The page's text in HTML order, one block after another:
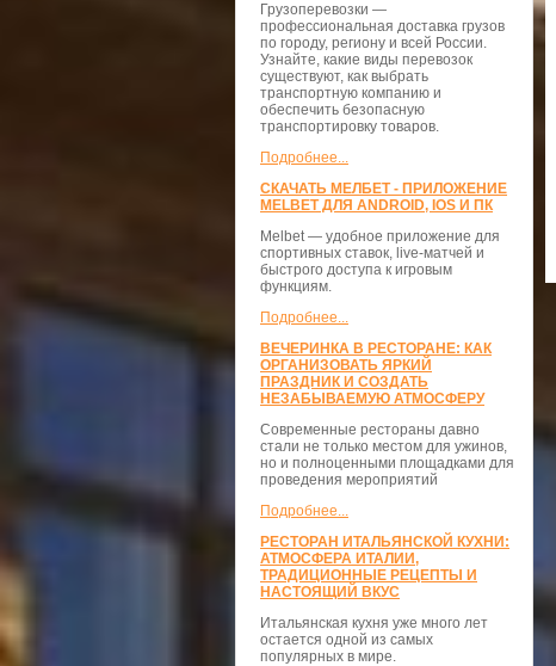
Грузоперевозки —
профессиональная доставка грузов
по городу, региону и всей России.
Узнайте, какие виды перевозок
существуют, как выбрать
транспортную компанию и
обеспечить безопасную
транспортировку товаров.
Подробнее...
СКАЧАТЬ МЕЛБЕТ - ПРИЛОЖЕНИЕ
MELBET ДЛЯ ANDROID, IOS И ПК
Melbet — удобное приложение для
спортивных ставок, live-матчей и
быстрого доступа к игровым
функциям.
Подробнее...
ВЕЧЕРИНКА В РЕСТОРАНЕ: КАК
ОРГАНИЗОВАТЬ ЯРКИЙ
ПРАЗДНИК И СОЗДАТЬ
НЕЗАБЫВАЕМУЮ АТМОСФЕРУ
Современные рестораны давно
стали не только местом для ужинов,
но и полноценными площадками для
проведения мероприятий
Подробнее...
РЕСТОРАН ИТАЛЬЯНСКОЙ КУХНИ:
АТМОСФЕРА ИТАЛИИ,
ТРАДИЦИОННЫЕ РЕЦЕПТЫ И
НАСТОЯЩИЙ ВКУС
Итальянская кухня уже много лет
остается одной из самых
популярных в мире.